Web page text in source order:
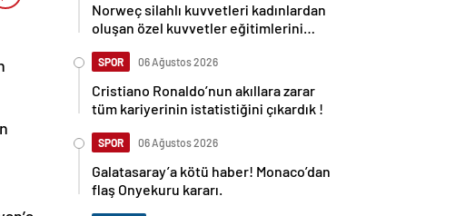
Norweç silahlı kuvvetleri kadınlardan
oluşan özel kuvvetler eğitimlerini
SPOR 06 Ağustos 2026
Cristiano Ronaldo’nun akıllara zarar
tüm kariyerinin istatistiğini çıkardık !
SPOR 06 Ağustos 2026
Galatasaray’a kötü haber! Monaco’dan
flaş Onyekuru kararı.